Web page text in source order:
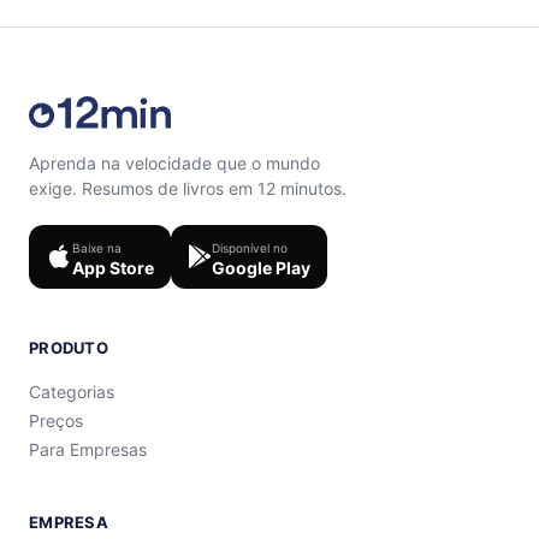
Aprenda na velocidade que o mundo
exige. Resumos de livros em 12 minutos.
Baixe na
App Store
Disponível no
Google Play
PRODUTO
Categorias
Preços
Para Empresas
EMPRESA